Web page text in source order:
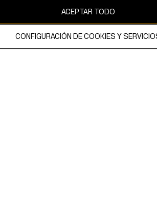
ACEPTAR TODO
CONFIGURACIÓN DE COOKIES Y